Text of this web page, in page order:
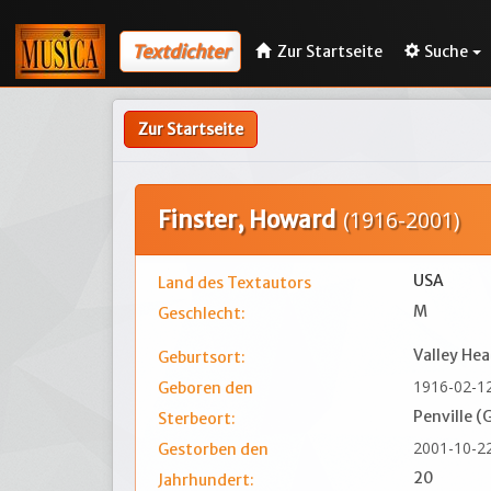
Textdichter Zur Startseite Suche
Zur Startseite
Finster, Howard (1916-2001)
Land des Textautors
USA
Geschlecht:
M
Geburtsort:
Valley
Geboren den
1916-02-
Sterbeort:
Penville
Gestorben den
2001-10-
Jahrhundert:
20